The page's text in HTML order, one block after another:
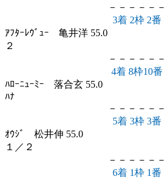
－－－－－－
3着 2枠 2番
ｱﾌﾀｰﾚｳﾞｭｰ 亀井洋 55.0
２
－－－－－－
4着 8枠10番
ﾊﾛｰﾆｭｰﾐｰ 落合玄 55.0
ﾊﾅ
－－－－－－
5着 3枠 3番
ｵｳｼﾞ 松井伸 55.0
１／２
－－－－－－
6着 1枠 1番